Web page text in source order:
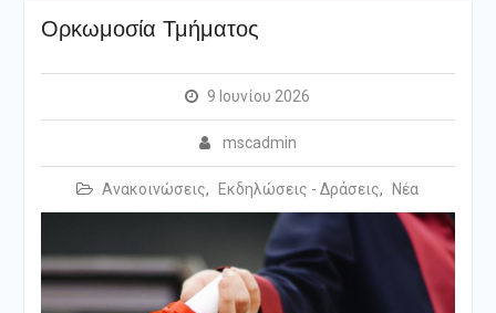
Ορκωμοσία Τμήματος
9 Ιουνίου 2026
mscadmin
Ανακοινώσεις, Εκδηλώσεις - Δράσεις, Νέα